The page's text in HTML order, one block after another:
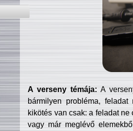
A verseny témája: A
bármilyen probléma, feladat
kikötés van csak: a feladat
vagy már meglévő